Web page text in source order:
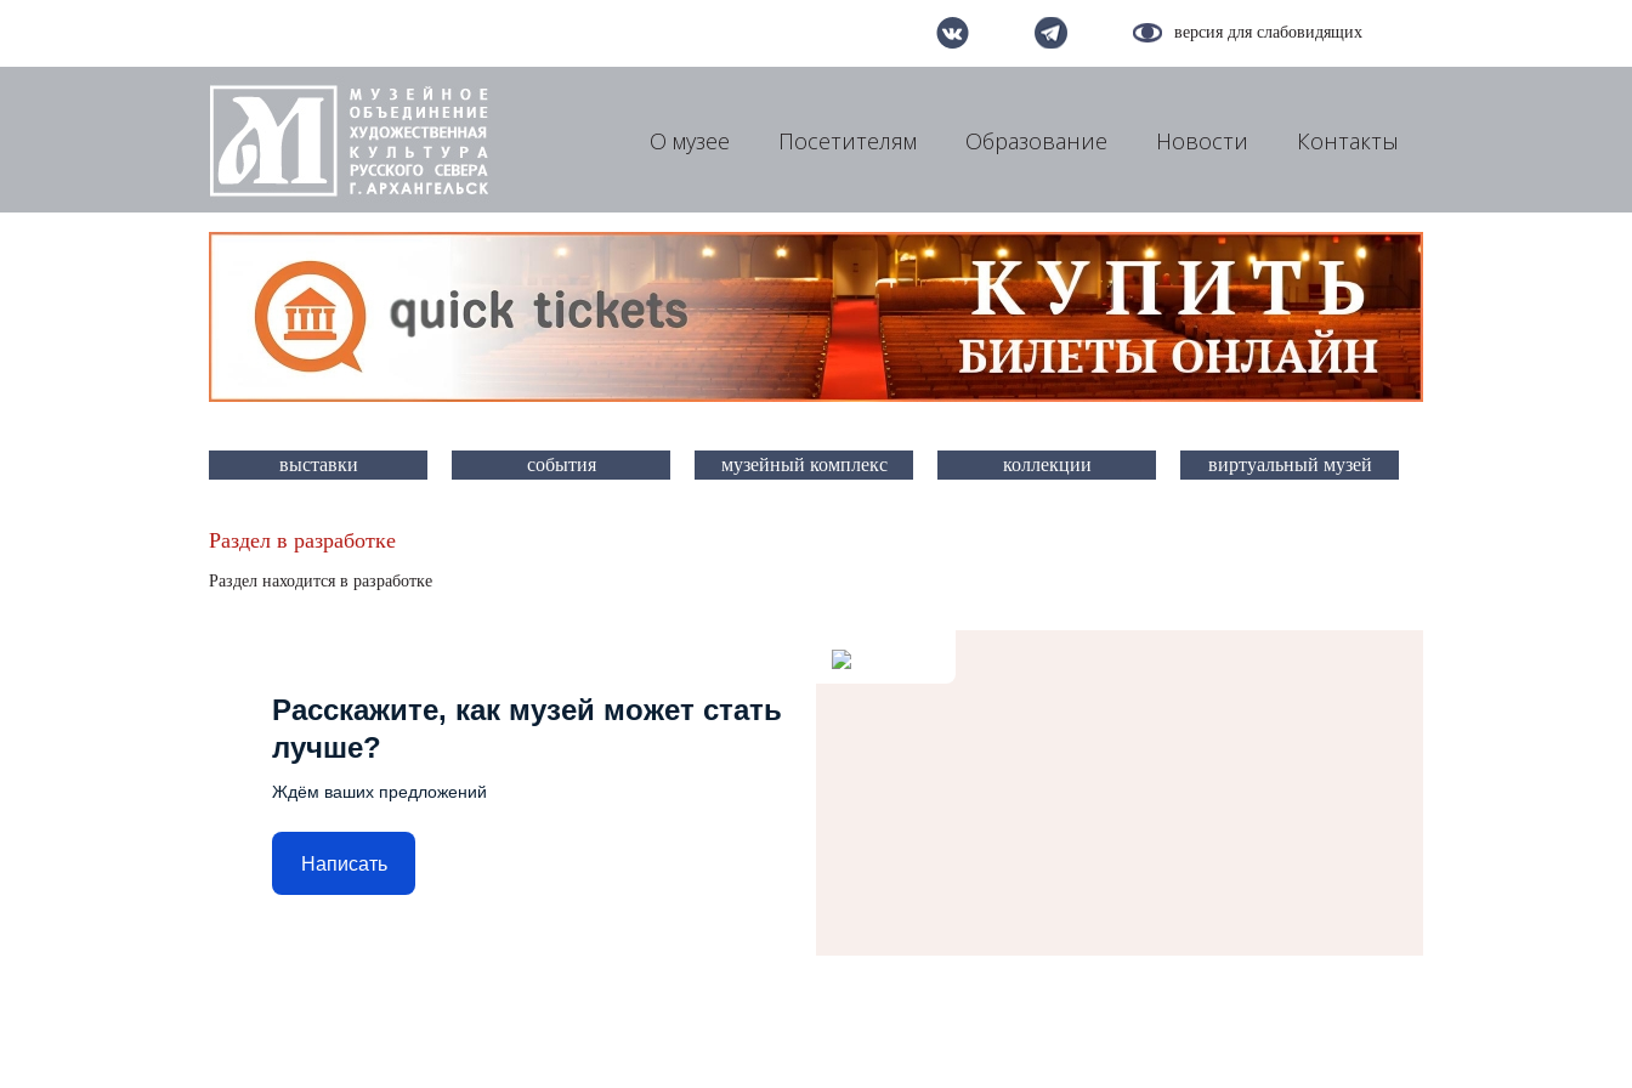
версия для слабовидящих
О музее Посетителям Образование Новости Контакты
выставки события музейный комплекс коллекции виртуальный музей
Раздел в разработке
Раздел находится в разработке
Расскажите, как музей может стать
лучше?
Ждём ваших предложений
Написать